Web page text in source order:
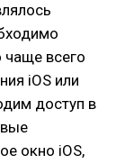
чаще всего
iOS или
доступ в
окно iOS,